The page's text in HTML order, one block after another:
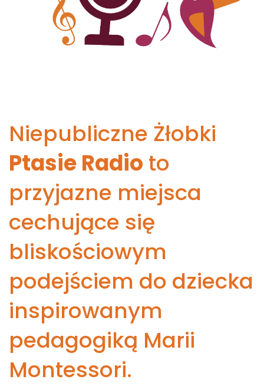
Niepubliczne Żłobki
Ptasie Radio to
przyjazne miejsca
cechujące się
bliskościowym
podejściem do dziecka
inspirowanym
pedagogiką Marii
Montessori.